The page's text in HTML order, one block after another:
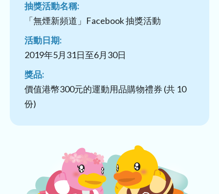
抽獎活動名稱:
「無煙新頻道」Facebook 抽獎活動
活動日期:
2019年5月31日至6月30日
獎品:
價值港幣300元的運動用品購物禮券 (共 10
份)